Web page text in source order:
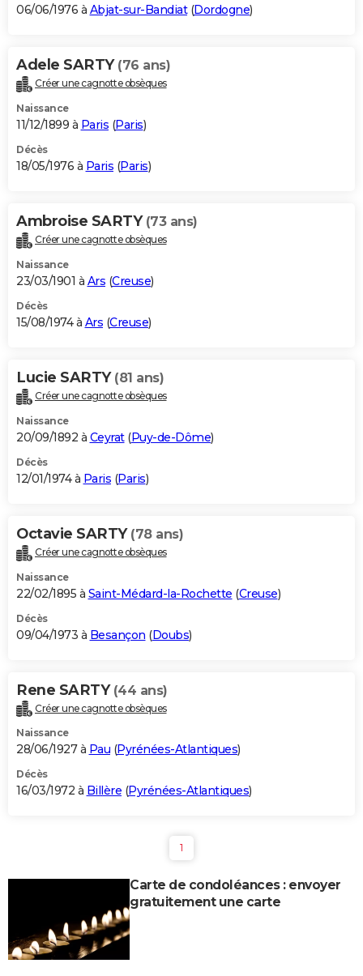
06/06/1976 à Abjat-sur-Bandiat(Dordogne)
Adele SARTY (76 ans)
Créer une cagnotte obsèques
Naissance
11/12/1899 à Paris (Paris)
Décès
18/05/1976 à Paris (Paris)
Ambroise SARTY (73 ans)
Créer une cagnotte obsèques
Naissance
23/03/1901 à Ars (Creuse)
Décès
15/08/1974 à Ars (Creuse)
Lucie SARTY (81 ans)
Créer une cagnotte obsèques
Naissance
20/09/1892 à Ceyrat(Puy-de-Dôme)
Décès
12/01/1974 à Paris (Paris)
Octavie SARTY (78 ans)
Créer une cagnotte obsèques
Naissance
22/02/1895 à Saint-Médard-la-Rochette (Creuse)
Décès
09/04/1973 à Besançon (Doubs)
Rene SARTY (44 ans)
Créer une cagnotte obsèques
Naissance
28/06/1927 à Pau (Pyrénées-Atlantiques)
Décès
16/03/1972 à Billère (Pyrénées-Atlantiques)
1
Carte de condoléances : envoyer
gratuitement une carte